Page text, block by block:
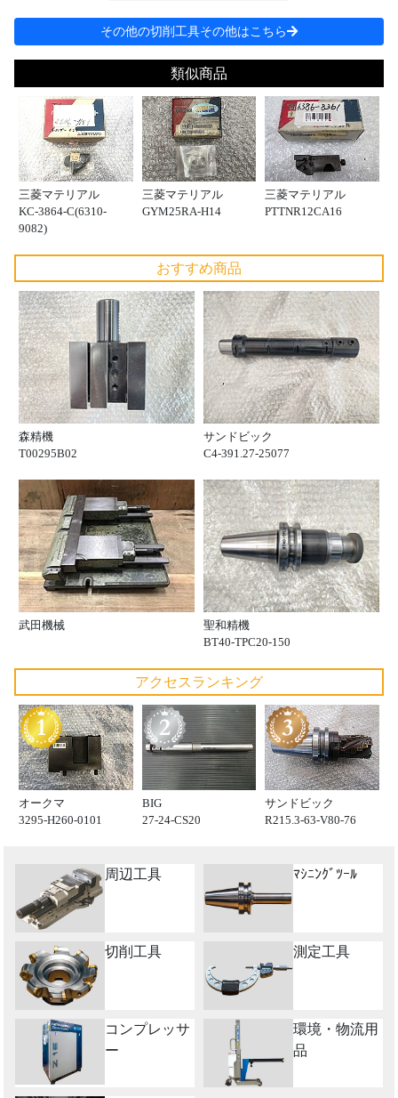
その他の切削工具その他はこちら
類似商品
三菱マテリアル
KC-3864-C(6310-
9082)
三菱マテリアル
GYM25RA-H14
三菱マテリアル
PTTNR12CA16
おすすめ商品
森精機
T00295B02
サンドビック
C4-391.27-25077
武田機械
聖和精機
BT40-TPC20-150
アクセスランキング
オークマ
3295-H260-0101
BIG
27-24-CS20
サンドビック
R215.3-63-V80-76
周辺工具 ﾏｼﾆﾝｸﾞﾂｰﾙ
切削工具 測定工具
コンプレッサ
ー
環境・物流用
品